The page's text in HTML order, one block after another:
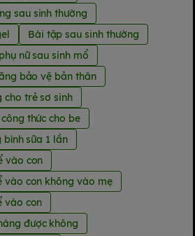
sau sinh thường
Bài tập sau sinh thường
nữ sau sinh mổ
bảo vệ bản thân
cho trẻ sơ sinh
thức cho be
sữa 1 lần
vào con
vào con không vào mẹ
vào con
được không